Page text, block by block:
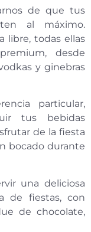
de que tus
al máximo.
libre, todas ellas
desde
y ginebras
particular,
tus bebidas
de la fiesta
bocado durante
una deliciosa
de fiestas, con
de chocolate,